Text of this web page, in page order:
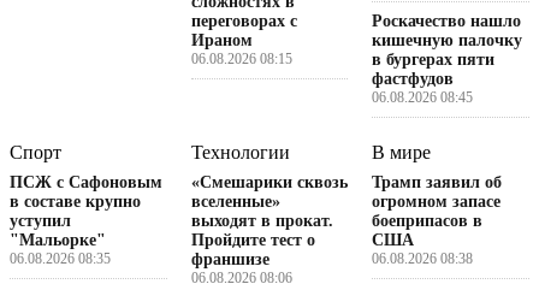
переговорах с
Ираном
06.08.2026 08:15
Роскачество нашло
кишечную палочку
в бургерах пяти
фастфудов
06.08.2026 08:45
Спорт
ПСЖ с Сафоновым
в составе крупно
уступил
"Мальорке"
06.08.2026 08:35
Технологии
«Смешарики сквозь
вселенные»
выходят в прокат.
Пройдите тест о
франшизе
06.08.2026 08:06
В мире
Трамп заявил об
огромном запасе
боеприпасов в
США
06.08.2026 08:38